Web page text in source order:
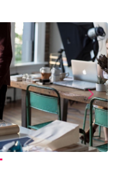
arrow_forward_iosNext